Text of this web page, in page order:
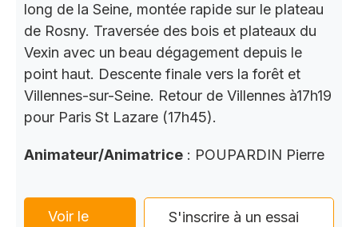
long de la Seine, montée rapide sur le plateau
de Rosny. Traversée des bois et plateaux du
Vexin avec un beau dégagement depuis le
point haut. Descente finale vers la forêt et
Villennes-sur-Seine. Retour de Villennes à17h19
pour Paris St Lazare (17h45).
Animateur/Animatrice : POUPARDIN Pierre
Voir le
S'inscrire à un essai